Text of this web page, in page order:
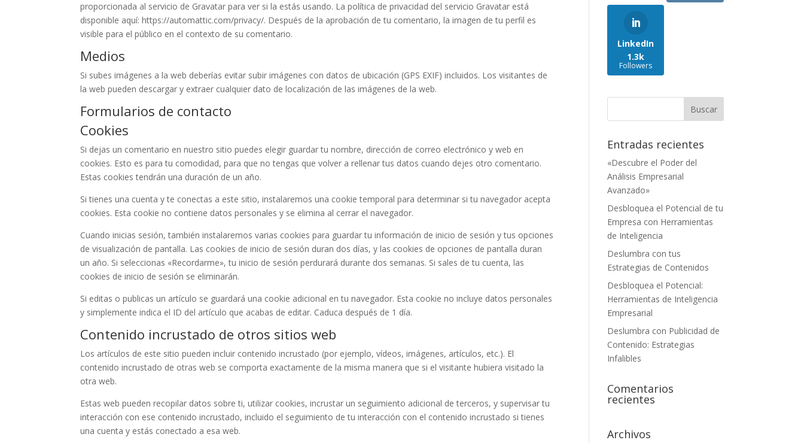
proporcionada al servicio de Gravatar para ver si la estás usando. La política de privacidad del servicio Gravatar está
disponible aquí: https://automattic.com/privacy/. Después de la aprobación de tu comentario, la imagen de tu perfil es
visible para el público en el contexto de su comentario.
Medios
Si subes imágenes a la web deberías evitar subir imágenes con datos de ubicación (GPS EXIF) incluidos. Los visitantes de
la web pueden descargar y extraer cualquier dato de localización de las imágenes de la web.
Formularios de contacto
Cookies
Si dejas un comentario en nuestro sitio puedes elegir guardar tu nombre, dirección de correo electrónico y web en
cookies. Esto es para tu comodidad, para que no tengas que volver a rellenar tus datos cuando dejes otro comentario.
Estas cookies tendrán una duración de un año.
Si tienes una cuenta y te conectas a este sitio, instalaremos una cookie temporal para determinar si tu navegador acepta
cookies. Esta cookie no contiene datos personales y se elimina al cerrar el navegador.
Cuando inicias sesión, también instalaremos varias cookies para guardar tu información de inicio de sesión y tus opciones
de visualización de pantalla. Las cookies de inicio de sesión duran dos días, y las cookies de opciones de pantalla duran
un año. Si seleccionas «Recordarme», tu inicio de sesión perdurará durante dos semanas. Si sales de tu cuenta, las
cookies de inicio de sesión se eliminarán.
Si editas o publicas un artículo se guardará una cookie adicional en tu navegador. Esta cookie no incluye datos personales
y simplemente indica el ID del artículo que acabas de editar. Caduca después de 1 día.
Contenido incrustado de otros sitios web
Los artículos de este sitio pueden incluir contenido incrustado (por ejemplo, vídeos, imágenes, artículos, etc.). El
contenido incrustado de otras web se comporta exactamente de la misma manera que si el visitante hubiera visitado la
otra web.
Estas web pueden recopilar datos sobre ti, utilizar cookies, incrustar un seguimiento adicional de terceros, y supervisar tu
interacción con ese contenido incrustado, incluido el seguimiento de tu interacción con el contenido incrustado si tienes
una cuenta y estás conectado a esa web.
LinkedIn
1.3k
Followers
Entradas recientes
«Descubre el Poder del
Análisis Empresarial
Avanzado»
Desbloquea el Potencial de tu
Empresa con Herramientas
de Inteligencia
Deslumbra con tus
Estrategias de Contenidos
Desbloquea el Potencial:
Herramientas de Inteligencia
Empresarial
Deslumbra con Publicidad de
Contenido: Estrategias
Infalibles
Comentarios
recientes
Archivos